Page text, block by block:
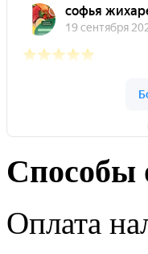
Способы
Оплата